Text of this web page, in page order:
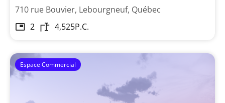
710 rue Bouvier, Lebourgneuf, Québec
2
4,525P.C.
Espace Commercial